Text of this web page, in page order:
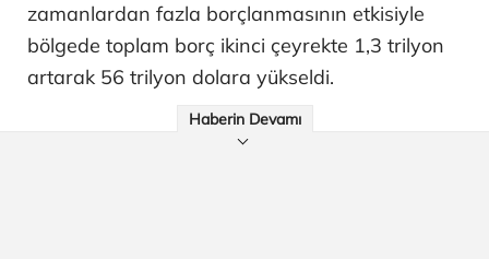
zamanlardan fazla borçlanmasının etkisiyle
bölgede toplam borç ikinci çeyrekte 1,3 trilyon
artarak 56 trilyon dolara yükseldi.
Haberin Devamı